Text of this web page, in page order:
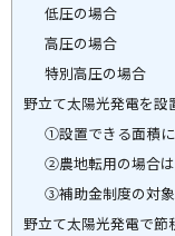
低圧の場合
高圧の場合
特別高圧の場合
野立て太陽光発電を設
①設置できる面積
②農地転用の場合
③補助金制度の対
野立て太陽光発電で節